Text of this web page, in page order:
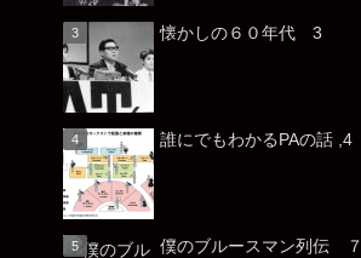
懐かしの６０年代 3
誰にでもわかるPAの話 ,4
僕のブルースマン列伝 ７